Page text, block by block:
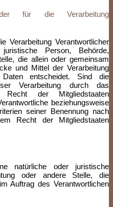
für die Verarbeitung
Verarbeitung Verantwortlicher
Person, Behörde,
die allein oder gemeinsam
und Mittel der Verarbeitung
Daten entscheidet. Sind die
Verarbeitung durch das
der Mitgliedstaaten
beziehungsweise
seiner Benennung nach
Recht der Mitgliedstaaten
natürliche oder juristische
oder andere Stelle, die
Auftrag des Verantwortlichen